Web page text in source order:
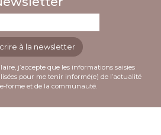
à la newsletter
j’accepte que les informations saisies
pour me tenir informé(e) de l’actualité
forme et de la communauté.